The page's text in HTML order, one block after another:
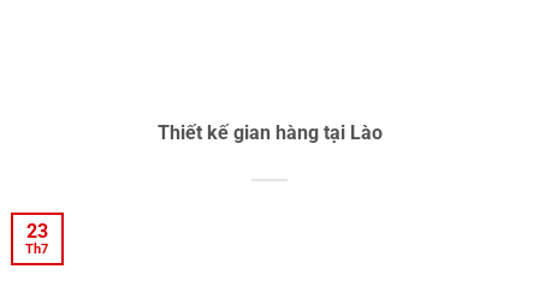
Thiết kế gian hàng tại Lào
23
Th7